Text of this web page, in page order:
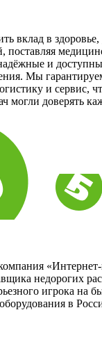
вклад в здоровье,
поставляя
и
Мы
и сервис,
могли доверять
недорогих
игрока на
в